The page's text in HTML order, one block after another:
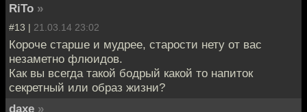
RiTo »
#13 | 21.03.14 23:02
Короче старше и мудрее, старости нету от вас
незаметно флюидов.
Как вы всегда такой бодрый какой то напиток
секретный или образ жизни?
daxe »